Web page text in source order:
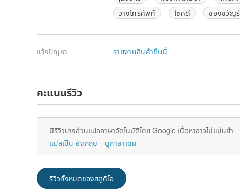
✨ Helps to relax the body and mind, relieving stress
✨ Signifies enhanced judgment and self-confidence
✨ Attracts helpful people, welcomes good luck, and
and hope in energy culture. Its emerald green color
Additionally, Aventurine is considered an auspicious
helpful people by many, symbolizing the attraction of
by entrepreneurs, office workers, and those wishing to
Whether worn daily or carried during important
work, or business openings, Aventurine is an energy
meanings and symbolizes luck and prosperity.
[ Five-Colored Thread ] Origin
The five-colored thread is also known as the "five-
วางโทรศัพท์
โชคดี ของขวัญ
แจ้งปัญหา รายงานสินค้าชิ้นนี้
คะแนนรีวิว
มีรีวิวบางส่วนแปลภาษาอัตโนมัติโดย Google เนื้อหาอาจไม่แม่นยำ
แปลเป็น อังกฤษ
ดูภาษาเดิม
รีวิวทั้งหมดของสตูดิโอ